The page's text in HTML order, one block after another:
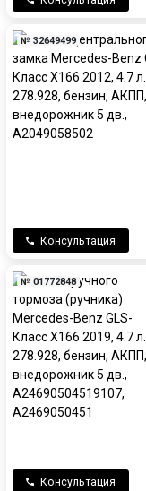
№ 32649499
Консультация
№ 01772848
Консультация